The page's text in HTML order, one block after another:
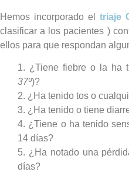
Hemos incorporado el triaje
clasificar a los pacientes )
ellos para que respondan
1. ¿Tiene fiebre o la ha
37º)?
2. ¿Ha tenido tos o
3. ¿Ha tenido o tiene
4. ¿Tiene o ha tenido
14 días?
5. ¿Ha notado una
días?